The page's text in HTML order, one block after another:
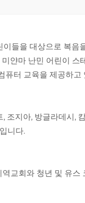
들을 대상으로 복음
얀마 난민 어린이
퓨터 교육을 제공하고
지아, 방글라데시,
니다.
교회와 청년 및 유